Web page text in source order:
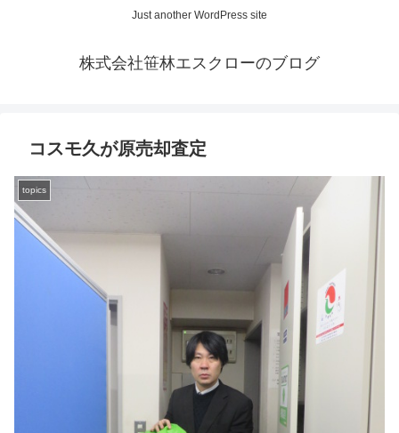
Just another WordPress site
株式会社笹林エスクローのブログ
コスモ久が原売却査定
topics